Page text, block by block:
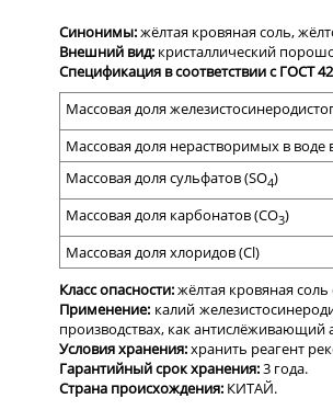
Синонимы:жёлтая кровяная соль,
Внешний вид: кристаллический
Спецификация в соответствии сГОСТ
Массовая доля
Массовая доля нерастворимых в воде
Массовая доля сульфатов(SO4)
Массовая доля карбонатов(CO3)
Массовая доляхлоридов (Cl)
Класс опасности:жёлтая кровяная
Применение: калий
производствах, как антислёживающий
Условия хранения:хранить реагент
Гарантийный срок хранения:3 года.
Страна происхождения: КИТАЙ.